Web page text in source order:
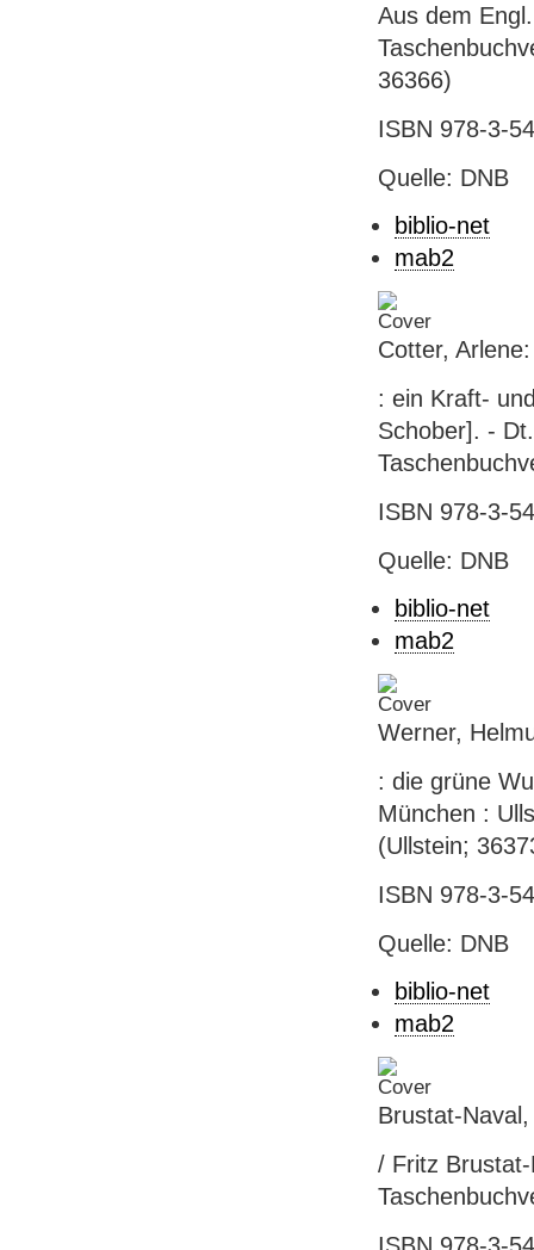
Aus dem
36366)
ISBN 978-3-
Quelle: DNB
biblio-net
mab2
Cotter,
: ein Kraft-
Schober]. -
ISBN 978-3-
Quelle: DNB
biblio-net
mab2
Werner,
: die grüne
München :
(Ullstein;
ISBN 978-3-
Quelle: DNB
biblio-net
mab2
Brustat-
/ Fritz